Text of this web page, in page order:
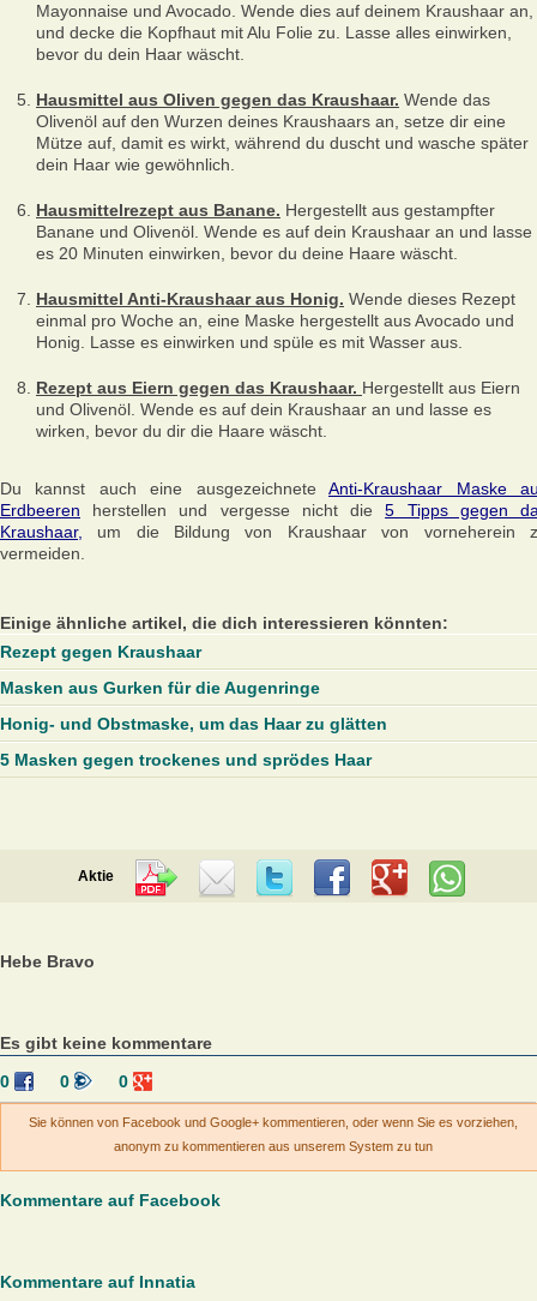
Mayonnaise und Avocado. Wende dies auf deinem Kraushaar an,
und decke die Kopfhaut mit Alu Folie zu. Lasse alles einwirken,
bevor du dein Haar wäscht.
Hausmittel aus Oliven gegen das Kraushaar. Wende das
Olivenöl auf den Wurzen deines Kraushaars an, setze dir eine
Mütze auf, damit es wirkt, während du duscht und wasche später
dein Haar wie gewöhnlich.
Hausmittelrezept aus Banane. Hergestellt aus gestampfter
Banane und Olivenöl. Wende es auf dein Kraushaar an und lasse
es 20 Minuten einwirken, bevor du deine Haare wäscht.
Hausmittel Anti-Kraushaar aus Honig. Wende dieses Rezept
einmal pro Woche an, eine Maske hergestellt aus Avocado und
Honig. Lasse es einwirken und spüle es mit Wasser aus.
Rezept aus Eiern gegen das Kraushaar. Hergestellt aus Eiern
und Olivenöl. Wende es auf dein Kraushaar an und lasse es
wirken, bevor du dir die Haare wäscht.
Du kannst auch eine ausgezeichneteAnti-Kraushaar Maske
Erdbeeren herstellen und vergesse nicht die5 Tipps gegen
Kraushaar,
um die Bildung von Kraushaar von vorneherein
vermeiden.
Einige ähnliche artikel, die dich interessieren könnten:
Rezept gegen Kraushaar
Masken aus Gurken für die Augenringe
Honig- und Obstmaske, um das Haar zu glätten
5 Masken gegen trockenes und sprödes Haar
Aktie
Hebe Bravo
Es gibt keine kommentare
0
0 0
Sie können von Facebook und Google+ kommentieren, oder wenn Sie es vorziehen,
anonym zu kommentieren aus unserem System zu tun
Kommentare auf Facebook
Kommentare auf Innatia